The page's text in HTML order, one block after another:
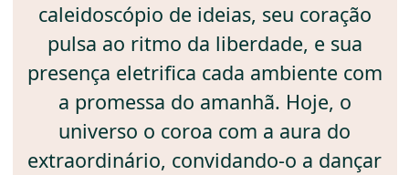
caleidoscópio de ideias, seu coração
pulsa ao ritmo da liberdade, e sua
presença eletrifica cada ambiente com
a promessa do amanhã. Hoje, o
universo o coroa com a aura do
extraordinário, convidando-o a dançar